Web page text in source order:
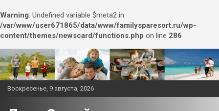
Warning: Undefined variable $meta2 in
/var/www/user671865/data/www/familysparesort.ru/wp-
content/themes/newscard/functions.php on line 286
Перейти
к
содержимому
Воскресенье, 9 августа, 2026